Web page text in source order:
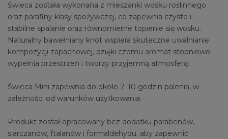
Świeca została wykonana z mieszanki wosku roślinnego
oraz parafiny klasy spożywczej, co zapewnia czyste i
stabilne spalanie oraz równomierne topienie się wosku.
Naturalny bawełniany knot wspiera skuteczne uwalnianie
kompozycji zapachowej, dzięki czemu aromat stopniowo
wypełnia przestrzeń i tworzy przyjemną atmosferę.
Świeca Mini zapewnia do około 7–10 godzin palenia, w
zależności od warunków użytkowania.
Produkt został opracowany bez dodatku parabenów,
siarczanów, ftalanów i formaldehydu, aby zapewnić